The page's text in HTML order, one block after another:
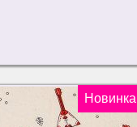
Новинка